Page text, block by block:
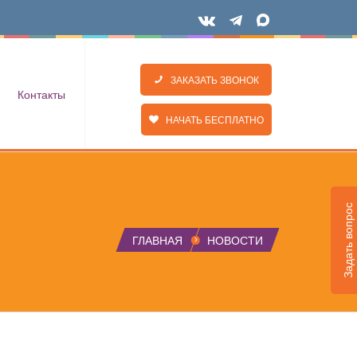
Контакты
ЗАКАЗАТЬ ЗВОНОК
НАЧАТЬ БЕСПЛАТНО
ГЛАВНАЯ НОВОСТИ Задать вопрос